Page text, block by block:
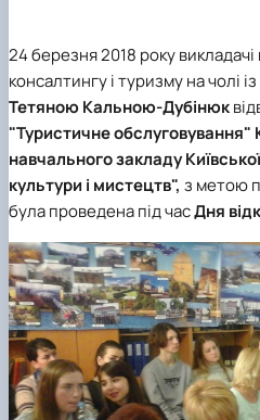
24 березня 2018 року
консалтингу і туризму на чолі
Тетяною Кальною-Дубінюк
"Туристичне обслуговування"
навчального закладу
культури і мистецтв", з метою
була проведена під часДня